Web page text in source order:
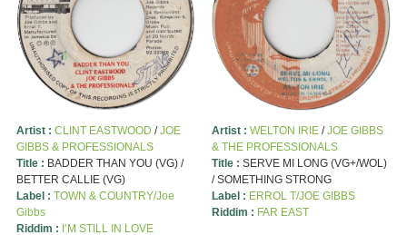
Artist : CLINT EASTWOOD /JOE
GIBBS & PROFESSIONALS
Title : BADDER THAN YOU (VG) /
BETTER CALLIE (VG)
Label : TOWN & COUNTRY/Joe
Gibbs
Riddim : I’M STILL IN LOVE
Artist : WELTON IRIE/JOE GIBBS
& THE PROFESSIONALS
Title : SERVE MI LONG (VG+/WOL)
/ SOMETHING STRONG
Label : ERROL T/JOE GIBBS
Riddim : FAR EAST